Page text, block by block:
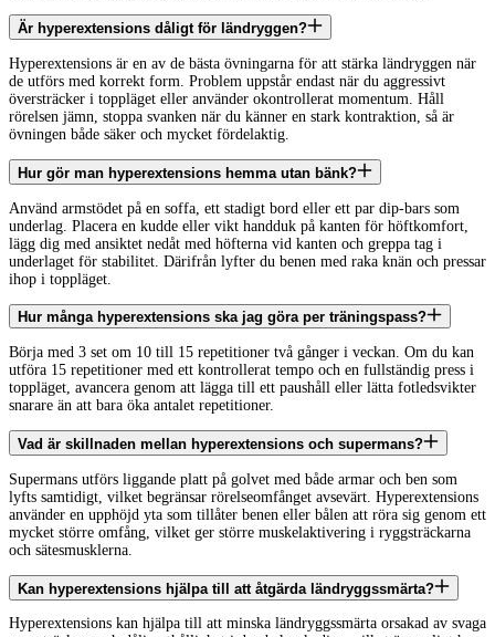
Är hyperextensions dåligt för ländryggen?
Hyperextensions är en av de bästa övningarna för att stärka ländryggen när
de utförs med korrekt form. Problem uppstår endast när du aggressivt
översträcker i toppläget eller använder okontrollerat momentum. Håll
rörelsen jämn, stoppa svanken när du känner en stark kontraktion, så är
övningen både säker och mycket fördelaktig.
Hur gör man hyperextensions hemma utan bänk?
Använd armstödet på en soffa, ett stadigt bord eller ett par dip-bars som
underlag. Placera en kudde eller vikt handduk på kanten för höftkomfort,
lägg dig med ansiktet nedåt med höfterna vid kanten och greppa tag i
underlaget för stabilitet. Därifrån lyfter du benen med raka knän och pressar
ihop i toppläget.
Hur många hyperextensions ska jag göra per träningspass?
Börja med 3 set om 10 till 15 repetitioner två gånger i veckan. Om du kan
utföra 15 repetitioner med ett kontrollerat tempo och en fullständig press i
toppläget, avancera genom att lägga till ett paushåll eller lätta fotledsvikter
snarare än att bara öka antalet repetitioner.
Vad är skillnaden mellan hyperextensions och supermans?
Supermans utförs liggande platt på golvet med både armar och ben som
lyfts samtidigt, vilket begränsar rörelseomfånget avsevärt. Hyperextensions
använder en upphöjd yta som tillåter benen eller bålen att röra sig genom ett
mycket större omfång, vilket ger större muskelaktivering i ryggsträckarna
och sätesmusklerna.
Kan hyperextensions hjälpa till att åtgärda ländryggssmärta?
Hyperextensions kan hjälpa till att minska ländryggssmärta orsakad av svaga